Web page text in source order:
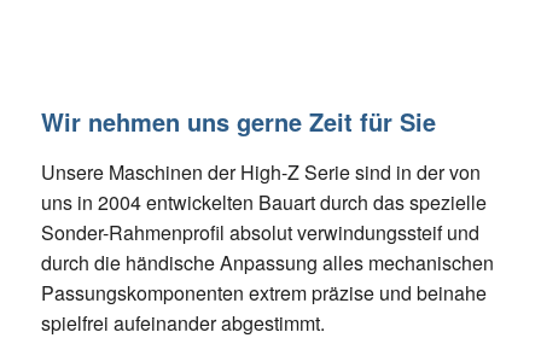
Wir nehmen uns gerne Zeit für Sie
Unsere Maschinen der High-Z Serie sind in der von
uns in 2004 entwickelten Bauart durch das spezielle
Sonder-Rahmenprofil absolut verwindungssteif und
durch die händische Anpassung alles mechanischen
Passungskomponenten extrem präzise und beinahe
spielfrei aufeinander abgestimmt.